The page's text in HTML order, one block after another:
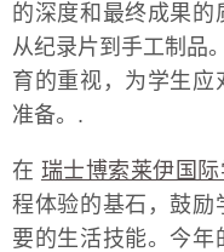
的深度和最终成果的
从纪录片到手工制品
育的重视，为学生应
准备。.
在 瑞士博索莱伊国际
程体验的基石，鼓励
要的生活技能。今